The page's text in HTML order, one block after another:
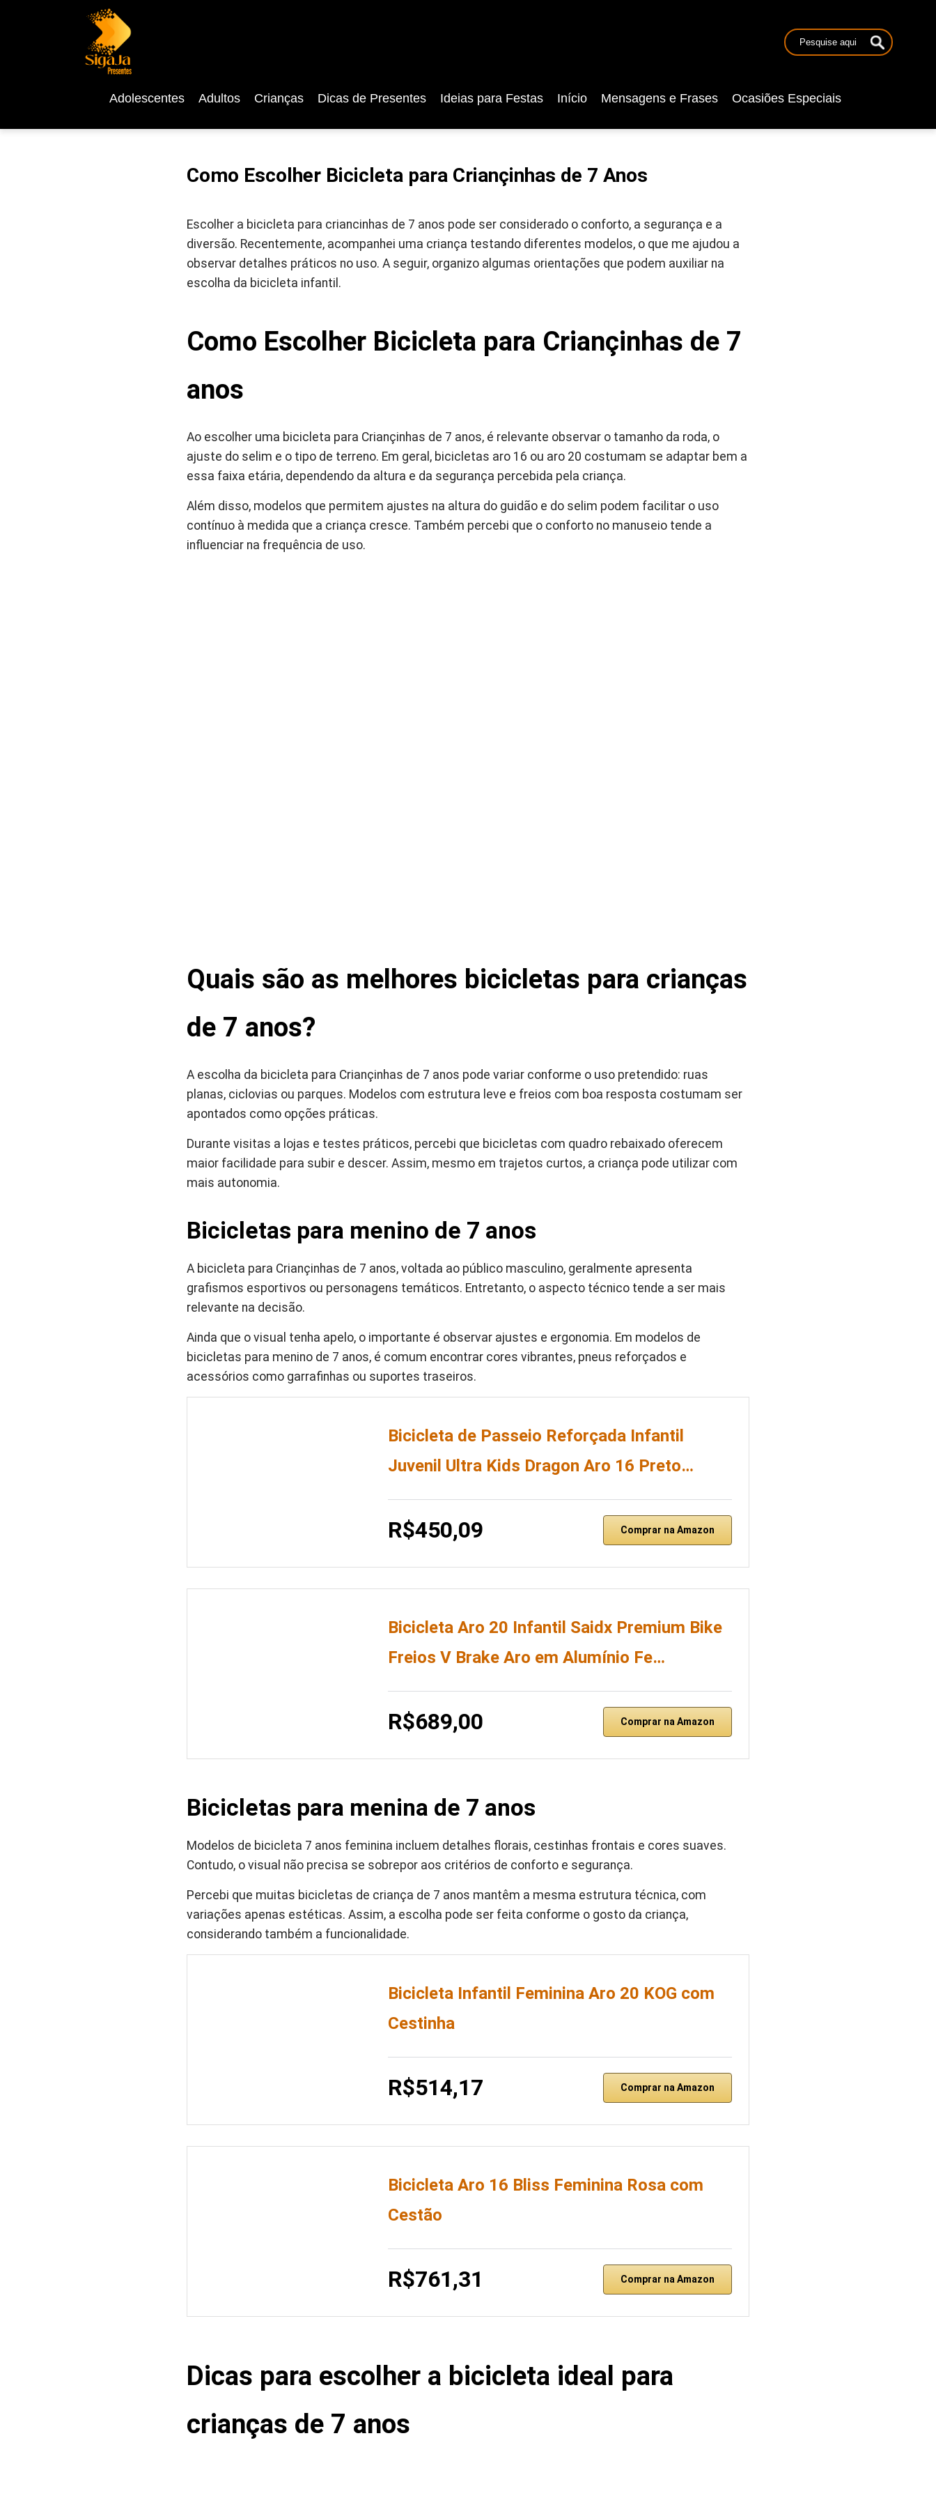
Adolescentes Adultos Crianças Dicas de Presentes Ideias para Festas Início Mensagens e Frases Ocasiões Especiais
Como Escolher Bicicleta para Criançinhas de 7 Anos
Escolher a bicicleta para criancinhas de 7 anos pode ser considerado o conforto, a segurança e a
diversão. Recentemente, acompanhei uma criança testando diferentes modelos, o que me ajudou a
observar detalhes práticos no uso. A seguir, organizo algumas orientações que podem auxiliar na
escolha da bicicleta infantil.
Como Escolher Bicicleta para Criançinhas de 7
anos
Ao escolher uma bicicleta para Criançinhas de 7 anos, é relevante observar o tamanho da roda, o
ajuste do selim e o tipo de terreno. Em geral, bicicletas aro 16 ou aro 20 costumam se adaptar bem a
essa faixa etária, dependendo da altura e da segurança percebida pela criança.
Além disso, modelos que permitem ajustes na altura do guidão e do selim podem facilitar o uso
contínuo à medida que a criança cresce. Também percebi que o conforto no manuseio tende a
influenciar na frequência de uso.
Quais são as melhores bicicletas para crianças
de 7 anos?
A escolha da bicicleta para Criançinhas de 7 anos pode variar conforme o uso pretendido: ruas
planas, ciclovias ou parques. Modelos com estrutura leve e freios com boa resposta costumam ser
apontados como opções práticas.
Durante visitas a lojas e testes práticos, percebi que bicicletas com quadro rebaixado oferecem
maior facilidade para subir e descer. Assim, mesmo em trajetos curtos, a criança pode utilizar com
mais autonomia.
Bicicletas para menino de 7 anos
A bicicleta para Criançinhas de 7 anos, voltada ao público masculino, geralmente apresenta
grafismos esportivos ou personagens temáticos. Entretanto, o aspecto técnico tende a ser mais
relevante na decisão.
Ainda que o visual tenha apelo, o importante é observar ajustes e ergonomia. Em modelos de
bicicletas para menino de 7 anos, é comum encontrar cores vibrantes, pneus reforçados e
acessórios como garrafinhas ou suportes traseiros.
Bicicleta de Passeio Reforçada Infantil
Juvenil Ultra Kids Dragon Aro 16 Preto…
R$450,09 Comprar na Amazon
Bicicleta Aro 20 Infantil Saidx Premium Bike
Freios V Brake Aro em Alumínio Fe…
R$689,00 Comprar na Amazon
Bicicletas para menina de 7 anos
Modelos de bicicleta 7 anos feminina incluem detalhes florais, cestinhas frontais e cores suaves.
Contudo, o visual não precisa se sobrepor aos critérios de conforto e segurança.
Percebi que muitas bicicletas de criança de 7 anos mantêm a mesma estrutura técnica, com
variações apenas estéticas. Assim, a escolha pode ser feita conforme o gosto da criança,
considerando também a funcionalidade.
Bicicleta Infantil Feminina Aro 20 KOG com
Cestinha
R$514,17 Comprar na Amazon
Bicicleta Aro 16 Bliss Feminina Rosa com
Cestão
R$761,31 Comprar na Amazon
Dicas para escolher a bicicleta ideal para
crianças de 7 anos